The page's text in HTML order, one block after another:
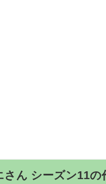
ん シーズン11の